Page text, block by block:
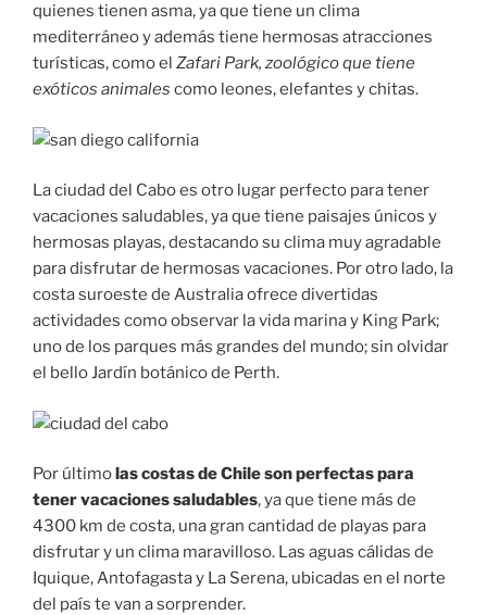
quienes tienen asma, ya que tiene un clima
mediterráneo y además tiene hermosas atracciones
turísticas, como el Zafari Park, zoológico que tiene
exóticos animales como leones, elefantes y chitas.
La ciudad del Cabo es otro lugar perfecto para tener
vacaciones saludables, ya que tiene paisajes únicos y
hermosas playas, destacando su clima muy agradable
para disfrutar de hermosas vacaciones. Por otro lado, la
costa suroeste de Australia ofrece divertidas
actividades como observar la vida marina y King Park;
uno de los parques más grandes del mundo; sin olvidar
el bello Jardín botánico de Perth.
Por últimolas costas de Chile son perfectas para
tener vacaciones saludables, ya que tiene más de
4300 km de costa, una gran cantidad de playas para
disfrutar y un clima maravilloso. Las aguas cálidas de
Iquique, Antofagasta y La Serena, ubicadas en el norte
del país te van a sorprender.